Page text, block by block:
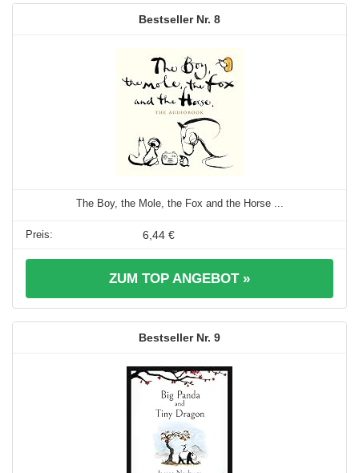
8
The Boy, the Mole, the Fox and the Horse ...
6,44 €
ZUM TOP ANGEBOT »
9